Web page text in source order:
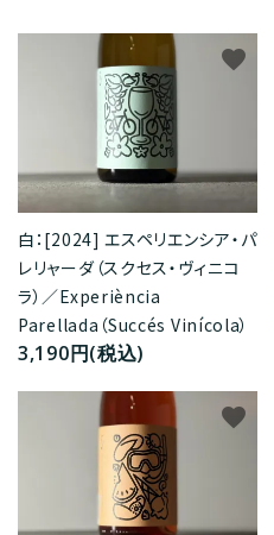
白：[2024] エスペリエンシア・パ
レリャーダ（スクセス・ヴィニコ
ラ）／Experiència
Parellada（Succés Vinícola）
3,190円(税込)
favorite
favorite